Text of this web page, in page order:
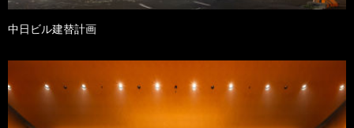
中日ビル建替計画